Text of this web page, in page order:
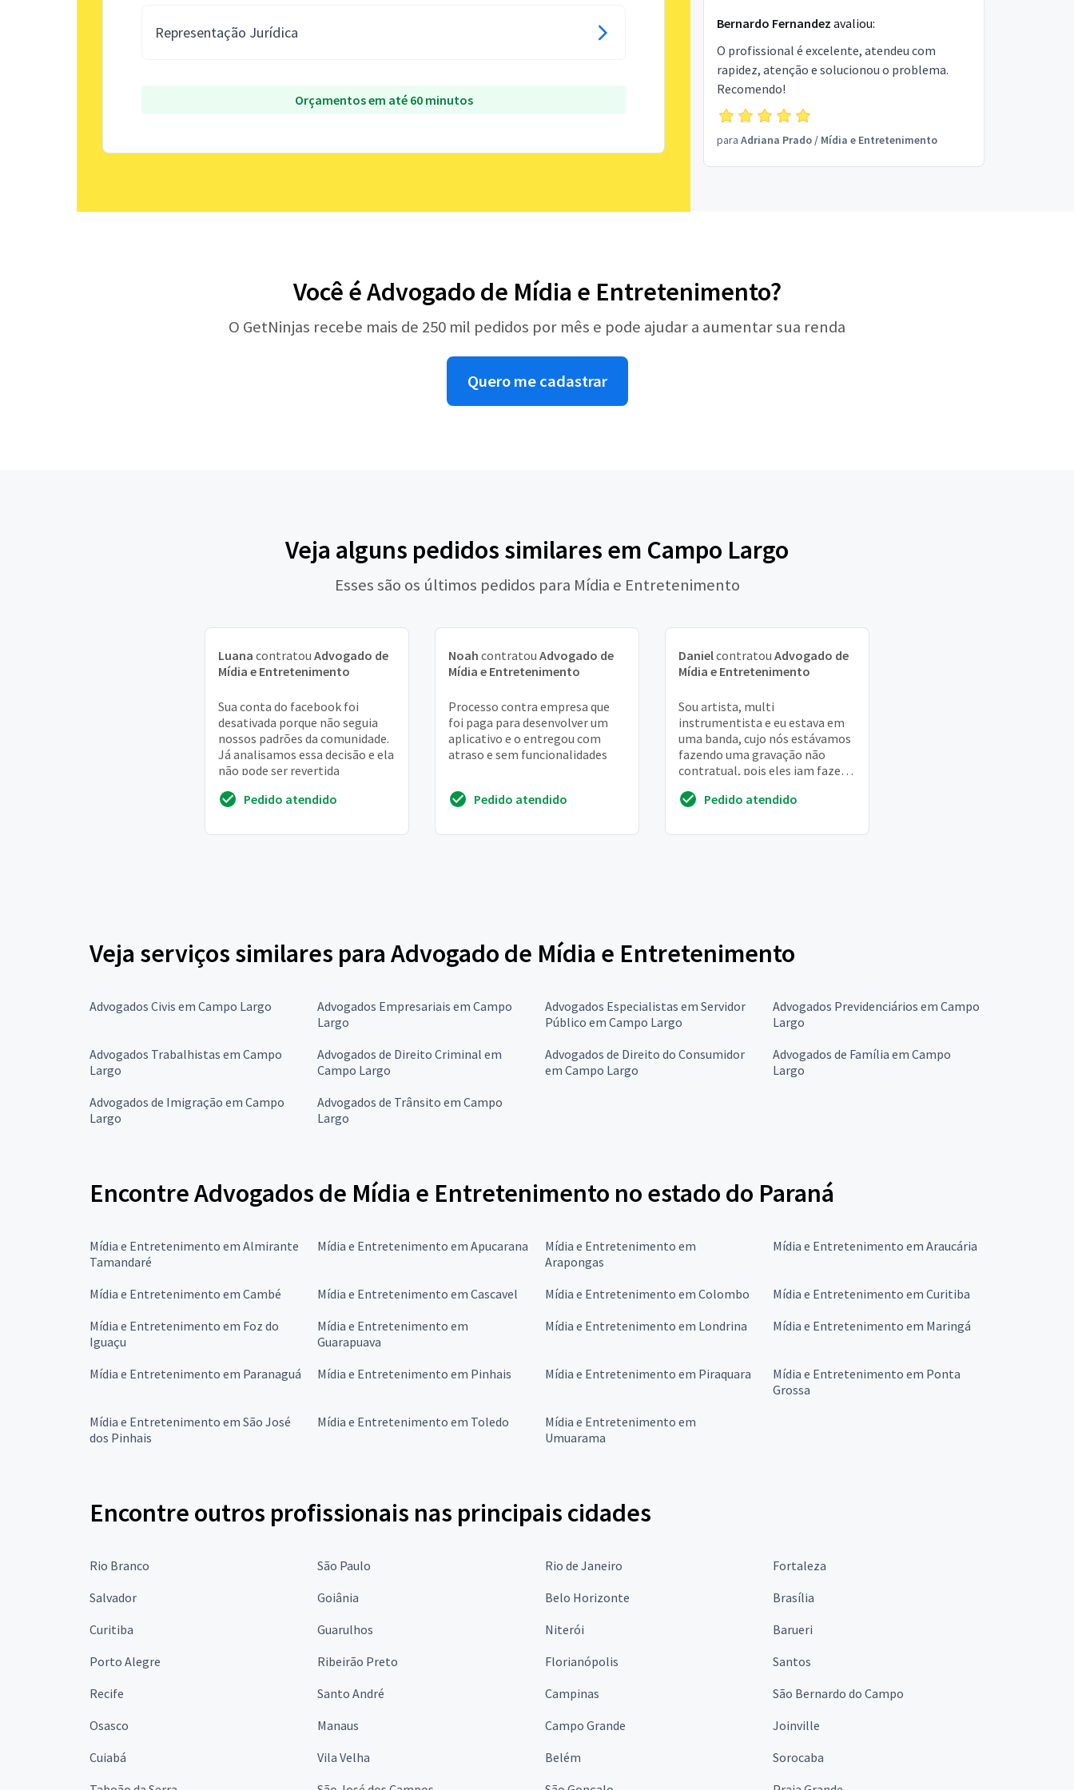
Representação Jurídica
Orçamentos em até 60 minutos
Bernardo Fernandez avaliou:
O profissional é excelente, atendeu com
rapidez, atenção e solucionou o problema.
Recomendo!
para Adriana Prado/ Mídia e Entretenimento
Você é Advogado de Mídia e Entretenimento?
O GetNinjas recebe mais de 250 mil pedidos por mês e pode ajudar a aumentar sua renda
Quero me cadastrar
Veja alguns pedidos similares em Campo Largo
Esses são os últimos pedidos para Mídia e Entretenimento
Luana contratou Advogado de
Mídia e Entretenimento
Sua conta do facebook foi
desativada porque não seguia
nossos padrões da comunidade.
Já analisamos essa decisão e ela
não pode ser revertida
Pedido atendido
Noah contratou Advogado de
Mídia e Entretenimento
Processo contra empresa que
foi paga para desenvolver um
aplicativo e o entregou com
atraso e sem funcionalidades
Pedido atendido
Danielcontratou Advogado de
Mídia e Entretenimento
Sou artista, multi
instrumentista e eu estava em
uma banda, cujo nós estávamos
fazendo uma gravação não
contratual, pois eles iam fazer
autorização durante a...
Pedido atendido
Veja serviços similares para Advogado de Mídia e Entretenimento
Advogados Civis em Campo Largo
Advogados Empresariais em Campo
Largo
Advogados Especialistas em Servidor
Público em Campo Largo
Advogados Previdenciários em Campo
Largo
Advogados Trabalhistas em Campo
Largo
Advogados de Direito Criminal em
Campo Largo
Advogados de Direito do Consumidor
em Campo Largo
Advogados de Família em Campo
Largo
Advogados de Imigração em Campo
Largo
Advogados de Trânsito em Campo
Largo
Encontre Advogados de Mídia e Entretenimento no estado do Paraná
Mídia e Entretenimento em Almirante
Tamandaré
Mídia e Entretenimento em Apucarana
Mídia e Entretenimento em
Arapongas
Mídia e Entretenimento em Araucária
Mídia e Entretenimento em Cambé Mídia e Entretenimento em Cascavel Mídia e Entretenimento em Colombo
Mídia e Entretenimento em Curitiba
Mídia e Entretenimento em Foz do
Iguaçu
Mídia e Entretenimento em
Guarapuava
Mídia e Entretenimento em Londrina Mídia e Entretenimento em Maringá
Mídia e Entretenimento em Paranaguá Mídia e Entretenimento em Pinhais Mídia e Entretenimento em Piraquara
Mídia e Entretenimento em Ponta
Grossa
Mídia e Entretenimento em São José
dos Pinhais
Mídia e Entretenimento em Toledo
Mídia e Entretenimento em
Umuarama
Encontre outros profissionais nas principais cidades
Rio Branco São Paulo Rio de Janeiro
Fortaleza
Salvador
Goiânia Belo Horizonte
Brasília
Curitiba
Guarulhos Niterói
Barueri
Porto Alegre
Ribeirão Preto Florianópolis
Santos
Recife
Santo André Campinas
São Bernardo do Campo
Osasco
Manaus Campo Grande
Joinville
Cuiabá
Vila Velha Belém
Sorocaba